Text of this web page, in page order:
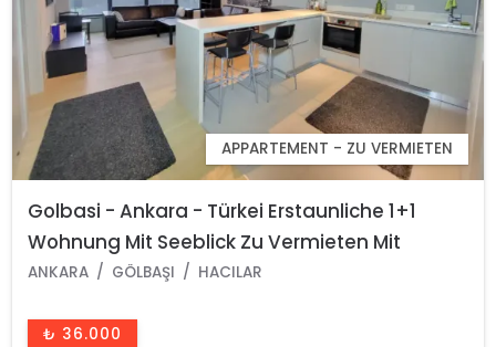
APPARTEMENT - ZU VERMIETEN
Golbasi - Ankara - Türkei Erstaunliche 1+1
Wohnung Mit Seeblick Zu Vermieten Mit
Luxuriösen Annehmlichkeiten
ANKARA GÖLBAŞI HACILAR
₺ 36.000